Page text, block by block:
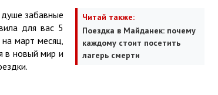
Читай также:
Поездка в Майданек: почему
каждому стоит посетить
лагерь смерти
забавные
для вас 5
март месяц,
в новый мир и